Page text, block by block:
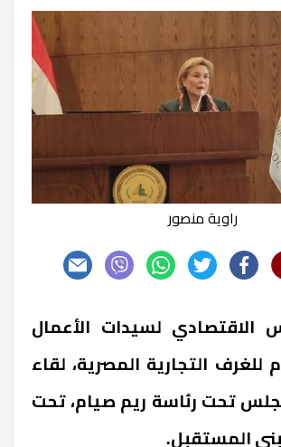
راوية منصور
الاقتصادي لسيدات الأعمال
للغرف التجارية المصرية، لقاء
تحت رئاسة ريم صيام، تحت
المستقبل.